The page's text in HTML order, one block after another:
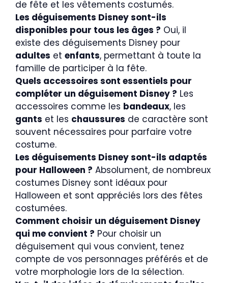
de fête et les vêtements costumés.
Les déguisements Disney sont-ils
disponibles pour tous les âges ? Oui, il
existe des déguisements Disney pour
adultes et enfants, permettant à toute la
famille de participer à la fête.
Quels accessoires sont essentiels pour
compléter un déguisement Disney ? Les
accessoires comme les bandeaux, les
gants et les chaussures de caractère sont
souvent nécessaires pour parfaire votre
costume.
Les déguisements Disney sont-ils adaptés
pour Halloween ? Absolument, de nombreux
costumes Disney sont idéaux pour
Halloween et sont appréciés lors des fêtes
costumées.
Comment choisir un déguisement Disney
qui me convient ? Pour choisir un
déguisement qui vous convient, tenez
compte de vos personnages préférés et de
votre morphologie lors de la sélection.